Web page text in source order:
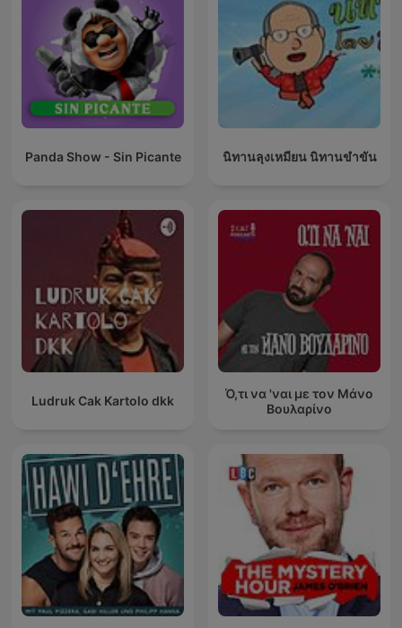
Panda Show - Sin Picante นิทานลุงเหมียน นิทานขำขัน
Ludruk Cak Kartolo dkk
Ό,τι να 'ναι με τον Μάνο
Βουλαρίνο